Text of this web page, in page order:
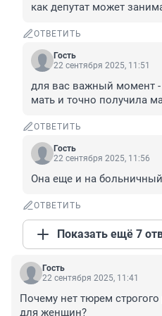
как депутат может
ОТВЕТИТЬ
Гость
22 сентября 2025, 11:51
для вас важный момент
мать и точно получила
ОТВЕТИТЬ
Гость
22 сентября 2025, 11:56
Она еще и на
ОТВЕТИТЬ
Показать ещё 7
Гость
22 сентября 2025, 11:41
Почему нет тюрем
для женщин?